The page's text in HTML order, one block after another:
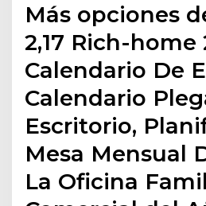
Más opciones
2,17 Rich-home
Calendario De
Calendario
Escritorio,
Mesa Mensual
La Oficina